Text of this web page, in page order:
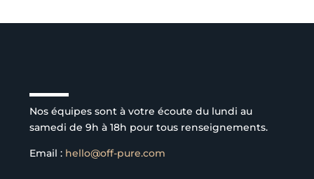
Nos équipes sont à votre écoute du lundi au
samedi de 9h à 18h pour tous renseignements.
Email : hello@off-pure.com